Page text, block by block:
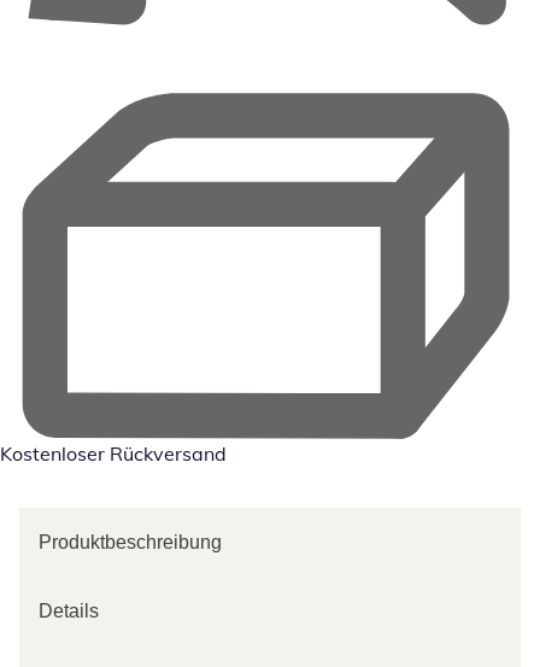
Kostenloser Rückversand
Produktbeschreibung
Details